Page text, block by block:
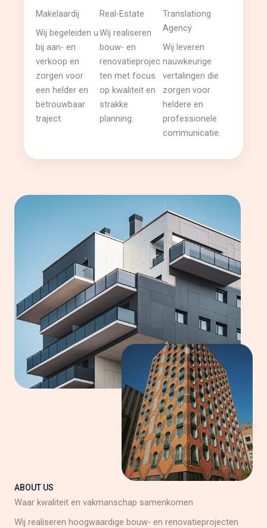
Makelaardij
Wij begeleiden u
bij aan- en
verkoop en
zorgen voor
een helder en
betrouwbaar
traject.
Real-Estate
Wij realiseren
bouw- en
renovatieprojec
ten met focus
op kwaliteit en
strakke
planning.
Translationg
Agency
Wij leveren
nauwkeurige
vertalingen die
zorgen voor
heldere en
professionele
communicatie.
ABOUT US
Waar kwaliteit en vakmanschap samenkomen
Wij realiseren hoogwaardige bouw- en renovatieprojecten